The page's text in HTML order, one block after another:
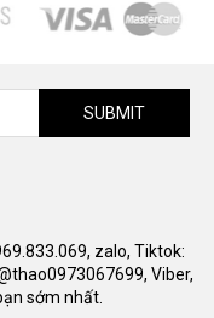
SUBMIT
zalo, Tiktok:
Viber,
sớm nhất.